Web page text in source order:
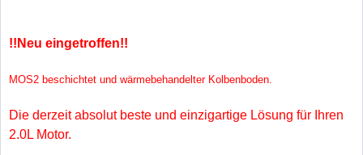
!!Neu eingetroffen!!
MOS2 beschichtet und wärmebehandelter Kolbenboden.
Die derzeit absolut beste und einzigartige Lösung für Ihren
2.0L Motor.